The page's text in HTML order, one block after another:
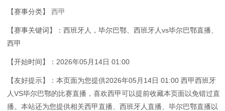
【赛事分类】 西甲
【赛事关键词】：西班牙人，毕尔巴鄂、西班牙人vs毕尔巴鄂直播、
西甲
【开始时间】：2026年05月14日 01:00
【友好提示】：本页面为您提供2026年05月14日 01:00 西甲西班牙
人VS毕尔巴鄂的比赛直播，喜欢西甲可以提前收藏本页面以免错过直
播。本站还为您提供相关西甲直播、西班牙人直播、毕尔巴鄂直播以